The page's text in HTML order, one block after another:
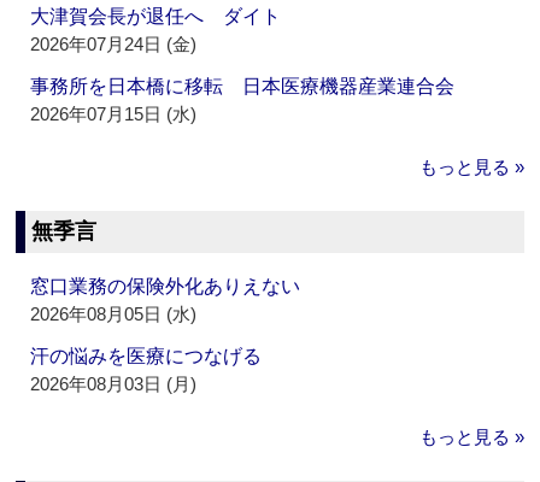
大津賀会長が退任へ ダイト
2026年07月24日 (金)
事務所を日本橋に移転 日本医療機器産業連合会
2026年07月15日 (水)
もっと見る »
無季言
窓口業務の保険外化ありえない
2026年08月05日 (水)
汗の悩みを医療につなげる
2026年08月03日 (月)
もっと見る »